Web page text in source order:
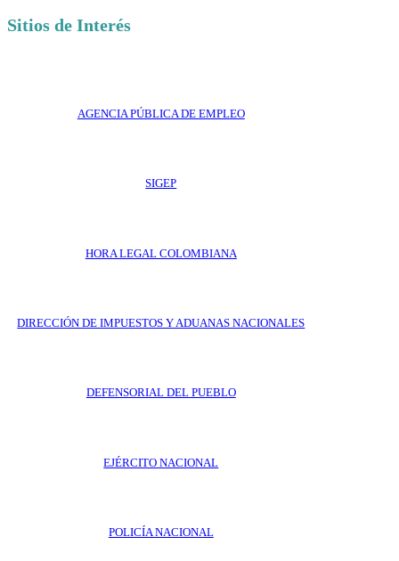
Sitios de Interés
AGENCIA PÚBLICA DE EMPLEO
SIGEP
HORA LEGAL COLOMBIANA
DIRECCIÓN DE IMPUESTOS Y ADUANAS NACIONALES
DEFENSORIAL DEL PUEBLO
EJÉRCITO NACIONAL
POLICÍA NACIONAL